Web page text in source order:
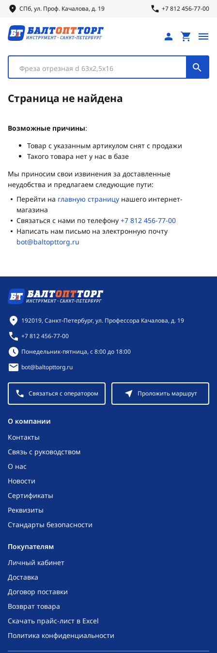
СПб, ул. Проф. Качалова, д. 19 +7 812 456-77-00
Фреза отрезная d 63х2,5х16
Страница не найдена
Возможные причины:
Товар с указанным артикулом снят с продажи
Такого товара нет у нас в базе
Мы приносим свои извинения за доставленные
неудобства и предлагаем следующие пути:
Перейти на главную страницу нашего интернет-
магазина
Связаться с нами по телефону +7 812 456-77-00
Написать нам письмо на электронную почту
bot@baltopttorg.ru
O компании
Контакты
Связь с руководством
О нас
Новости
Сертификаты
Реквизиты
Стандарты безопасности
Покупателям
Личный кабинет
Доставка
Договор поставки
Возврат товара
Скачать прайс-лист в Excel
Политика конфиденциальности
Контактная информация
192019, Санкт-Петербург, ул. Профессора Качалова, д. 19
+7 812 456-77-00
Режим работы:
Понедельник-пятница, с 8:00 до 18:00
bot@baltopttorg.ru
Связаться с оператором Проложить маршрут